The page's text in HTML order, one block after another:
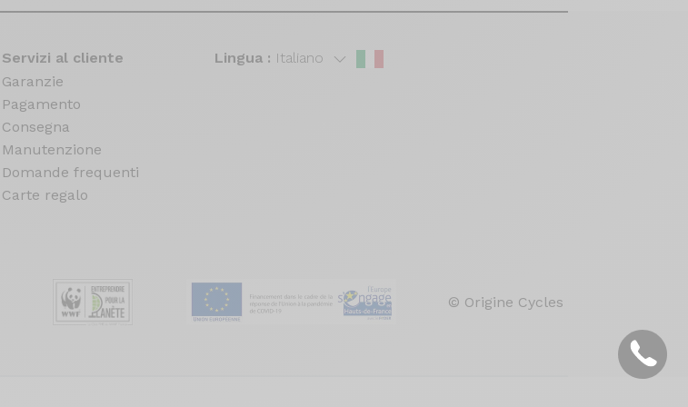
Servizi al cliente
Garanzie
Pagamento
Consegna
Manutenzione
Domande frequenti
Carte regalo
Lingua : Italiano
© Origine Cycles